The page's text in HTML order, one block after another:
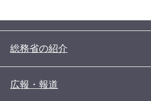
総務省の紹介
広報・報道